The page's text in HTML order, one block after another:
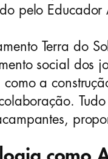
pelo Educador
Terra do
social dos
como a